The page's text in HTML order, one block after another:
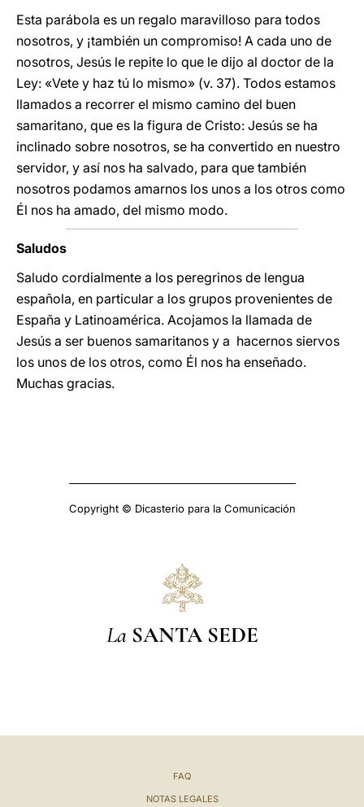
Esta parábola es un regalo maravilloso para todos
nosotros, y ¡también un compromiso! A cada uno de
nosotros, Jesús le repite lo que le dijo al doctor de la
Ley: «Vete y haz tú lo mismo» (v. 37). Todos estamos
llamados a recorrer el mismo camino del buen
samaritano, que es la figura de Cristo: Jesús se ha
inclinado sobre nosotros, se ha convertido en nuestro
servidor, y así nos ha salvado, para que también
nosotros podamos amarnos los unos a los otros como
Él nos ha amado, del mismo modo.
Saludos
Saludo cordialmente a los peregrinos de lengua
española, en particular a los grupos provenientes de
España y Latinoamérica. Acojamos la llamada de
Jesús a ser buenos samaritanos y a hacernos siervos
los unos de los otros, como Él nos ha enseñado.
Muchas gracias.
Copyright © Dicasterio para la Comunicación
La SANTA SEDE
FAQ
NOTAS LEGALES